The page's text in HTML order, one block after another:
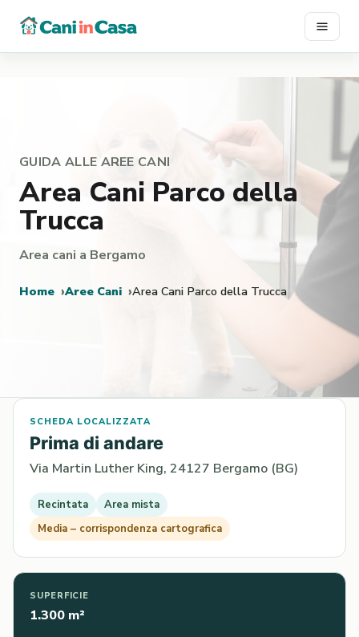
contenuto
GUIDA ALLE AREE CANI
Area Cani Parco della
Trucca
Area cani a Bergamo
Home Aree Cani Area Cani Parco della Trucca
SCHEDA LOCALIZZATA
Prima di andare
Via Martin Luther King, 24127 Bergamo (BG)
Recintata
Area mista
Media – corrispondenza cartografica
SUPERFICIE
1.300 m²